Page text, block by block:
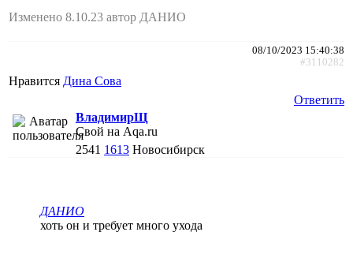
Изменено 8.10.23 автор ДАНИО
08/10/2023 15:40:38
#3110282
Нравится Дина Сова
Ответить
ВладимирЩ
Свой на Aqa.ru
2541 1613 Новосибирск
ДАНИО
хоть он и требует много ухода